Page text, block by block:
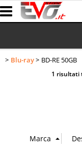
Blu-ray BD-RE 50GB
1 risultati